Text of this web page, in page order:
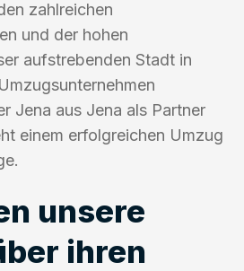
zahlreichen
und der hohen
aufstrebenden Stadt in
Jena aus Jena als Partner
einem erfolgreichen Umzug
unsere
ihren